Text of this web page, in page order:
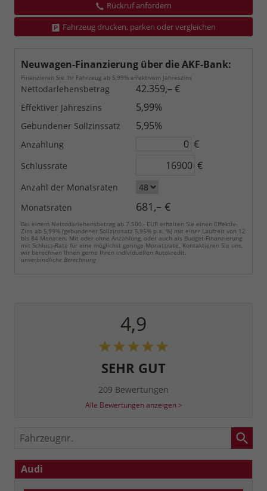
Rückruf anfordern
Fahrzeug drucken, parken oder vergleichen
Neuwagen-Finanzierung über die AKF-Bank:
Finanzieren Sie Ihr Fahrzeug ab 5,99% effektivem Jahreszins
Nettodarlehensbetrag 42.359,– €
Effektiver Jahreszins 5,99%
Gebundener Sollzinssatz 5,95%
Anzahlung €
Schlussrate €
Anzahl der Monatsraten
Monatsraten
681,– €
Bei einem Nettodarlehensbetrag ab 7.500,- EUR erhalten Sie einen Effektiv-
Zins ab 5,99% (gebundener Sollzinssatz 5,95% p.a. %) mit einer Laufzeit von 12
bis 84 Monaten. Mit oder ohne Anzahlung, oder auch als Budget-Finanzierung
mit Schluss-Rate für eine möglichst geringe Monatsrate. Kontaktieren Sie uns,
wir berechnen Ihnen gerne Ihren individuellen Autokredit.
unverbindliche Berechnung
4,9
SEHR GUT
209 Bewertungen
Alle Bewertungen anzeigen >
Fahrzeugnr.
Audi